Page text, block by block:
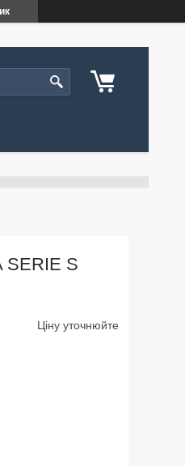
SERIE S
Ціну уточнюйте